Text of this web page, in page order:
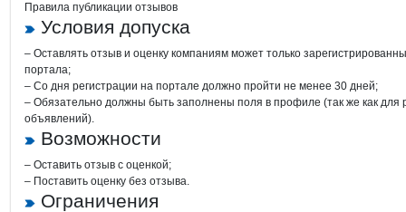
Правила публикации отзывов
Условия допуска
– Оставлять отзыв и оценку компаниям может только
портала;
– Со дня регистрации на портале должно пройти не менее 30 дней;
– Обязательно должны быть заполнены поля в профиле (так же как для
объявлений).
Возможности
– Оставить отзыв с оценкой;
– Поставить оценку без отзыва.
Ограничения